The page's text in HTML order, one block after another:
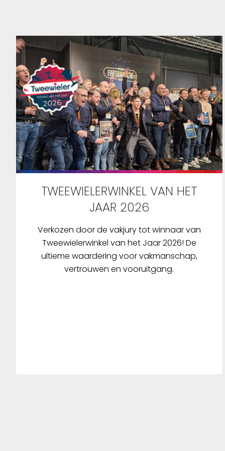
TWEEWIELERWINKEL VAN HET
JAAR 2026
Verkozen door de vakjury tot winnaar van
Tweewielerwinkel van het Jaar 2026! De
ultieme waardering voor vakmanschap,
vertrouwen en vooruitgang.